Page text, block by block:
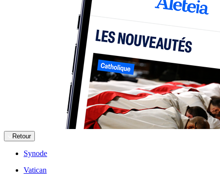
Retour
Synode
Vatican